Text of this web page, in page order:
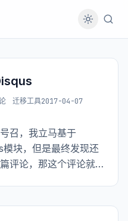
迁移工具2017-04-07
召，我立马基于
块，但是最终发现还
评论，那这个评论就